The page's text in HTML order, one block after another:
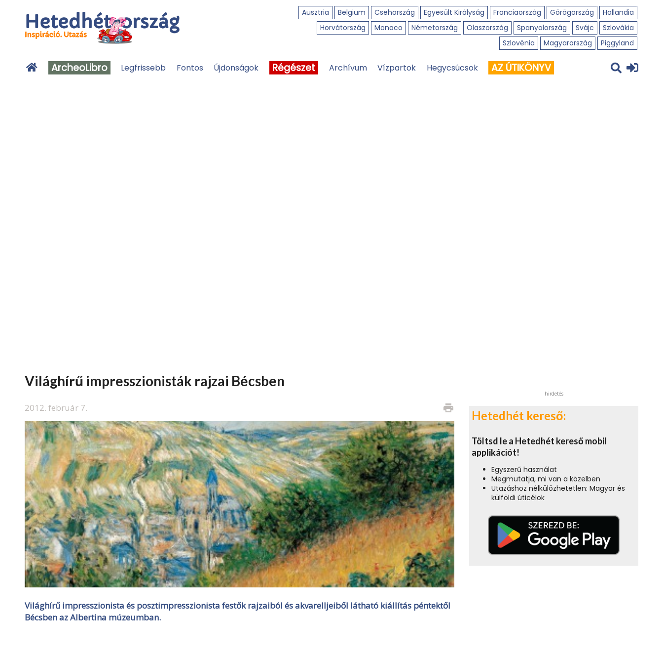
Ausztria Belgium Csehország Egyesült Királyság Franciaország Görögország
Hollandia
Horvátország
Monaco Németország Olaszország Spanyolország Svájc
Szlovákia
Szlovénia
Magyarország Piggyland
ArcheoLibro Legfrissebb Fontos Újdonságok Régészet Archívum Vízpartok Hegycsúcsok AZ ÚTIKÖNYV
Világhírű impresszionisták rajzai Bécsben
2012. február 7. print
Világhírű impresszionista és posztimpresszionista festők rajzaiból és akvarelljeiből látható kiállítás péntektől
Bécsben az Albertina múzeumban.
hirdetés
Hetedhét kereső:
Töltsd le a Hetedhét kereső mobil
applikációt!
Egyszerű használat
Megmutatja, mi van a közelben
Utazáshoz nélkülözhetetlen: Magyar és
külföldi úticélok